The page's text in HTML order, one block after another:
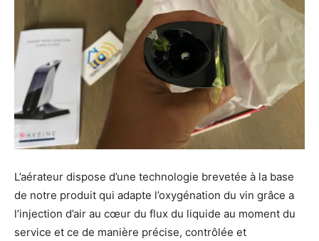
L’aérateur dispose d’une technologie brevetée à la base
de notre produit qui adapte l’oxygénation du vin grâce a
l’injection d’air au cœur du flux du liquide au moment du
service et ce de manière précise, contrôlée et